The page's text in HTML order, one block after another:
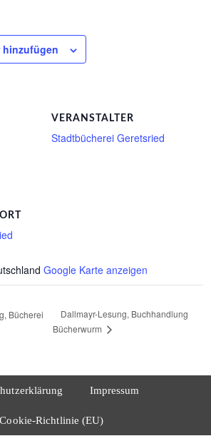
hinzufügen
Google Karte anzeigen
VERANSTALTER
Stadtbücherei Geretsried
Bücherei
Dallmayr-Lesung, Buchhandlung
Bücherwurm
Impressum
Cookie-Richtlinie (EU)